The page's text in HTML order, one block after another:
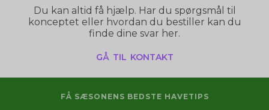
Du kan altid få hjælp. Har du spørgsmål til
konceptet eller hvordan du bestiller kan du
finde dine svar her.
gå til kontakt
FÅ SÆSONENS BEDSTE HAVETIPS